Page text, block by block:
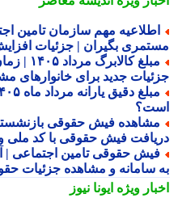
مهم سازمان تامین
بگیران | جزئیات افزایش
مبلغ کالابرگ
جدید برای خانوارهای
فیش حقوقی
فیش حقوقی با کد ملی و
حقوقی تامین اجتماعی |
سامانه و مشاهده جزئیات حقوق
ویژهایونا نیوز